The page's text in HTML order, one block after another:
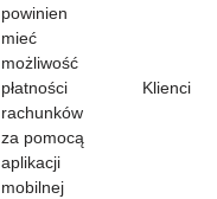
powinien
mieć
możliwość
płatności
rachunków
za pomocą
aplikacji
mobilnej
Klienci